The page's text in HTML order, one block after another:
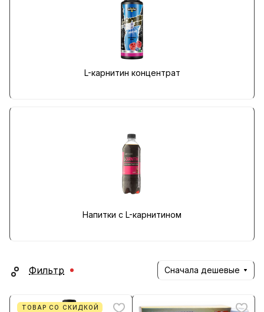
L-карнитин концентрат
Напитки с L-карнитином
Фильтр Сначала дешевые
ТОВАР СО СКИДКОЙ